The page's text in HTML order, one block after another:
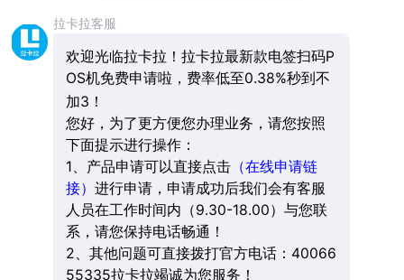
拉卡拉客服
欢迎光临拉卡拉！拉卡拉最新款电签扫码P
OS机免费申请啦，费率低至0.38%秒到不
加3！
您好，为了更方便您办理业务，请您按照
下面提示进行操作：
1、产品申请可以直接点击（在线申请链
接） 进行申请，申请成功后我们会有客服
人员在工作时间内（9.30-18.00）与您联
系，请您保持电话畅通！
2、其他问题可直接拨打官方电话：40066
55335拉卡拉竭诚为您服务！